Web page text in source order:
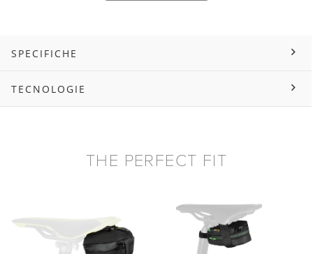
SPECIFICHE
TECNOLOGIE
THE PERFECT FIT